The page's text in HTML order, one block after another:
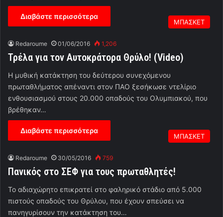
Διαβάστε περισσότερα
ΜΠΑΣΚΕΤ
Redaroume 01/06/2016 1,206
Τρέλα για τον Αυτοκράτορα Θρύλο! (Video)
Η μυθική κατάκτηση του δεύτερου συνεχόμενου
πρωταθλήματος απέναντι στον ΠΑΟ ξεσήκωσε ντελίριο
ενθουσιασμού στους 20.000 οπαδούς του Ολυμπιακού, που
βρέθηκαν…
Διαβάστε περισσότερα
ΜΠΑΣΚΕΤ
Redaroume 30/05/2016 759
Πανικός στο ΣΕΦ για τους πρωταθλητές!
Το αδιαχώρητο επικρατεί στο φαληρικό στάδιο από 5.000
πιστούς οπαδούς του Θρύλου, που έχουν σπεύσει να
πανηγυρίσουν την κατάκτηση του…